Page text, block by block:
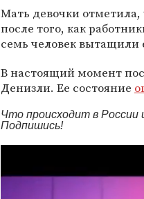
Мать девочки отметила,
после того, как
семь человек вытащили
В настоящий момент
Денизли. Ее состояние
Что происходит в
Подпишись!